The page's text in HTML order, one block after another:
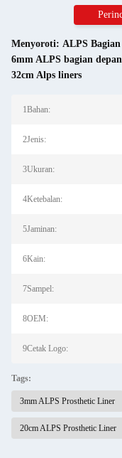
Menyoroti: ALPS
6mm ALPS bagian
32cm Alps liners
1Bahan:
2Jenis:
3Ukuran:
4Ketebalan:
5Jaminan:
6Kain:
7Sampel:
8OEM:
9Cetak Logo:
Tags:
3mm ALPS Prosthetic Liner
20cm ALPS Prosthetic Liner